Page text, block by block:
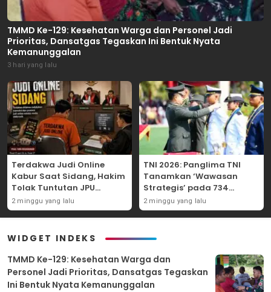
TMMD Ke-129: Kesehatan Warga dan Personel Jadi
Prioritas, Dansatgas Tegaskan Ini Bentuk Nyata
Kemanunggalan
3 hari yang lalu
Terdakwa Judi Online
Kabur Saat Sidang, Hakim
Tolak Tuntutan JPU
Tanjung Perak karena
Gagal Hadirkan Hartono
2 minggu yang lalu
TNI 2026: Panglima TNI
Tanamkan ‘Wawasan
Strategis’ pada 734
Perwira Baru, Tekankan
Netralitas dan Integritas
2 minggu yang lalu
WIDGET INDEKS
TMMD Ke-129: Kesehatan Warga dan
Personel Jadi Prioritas, Dansatgas Tegaskan
Ini Bentuk Nyata Kemanunggalan